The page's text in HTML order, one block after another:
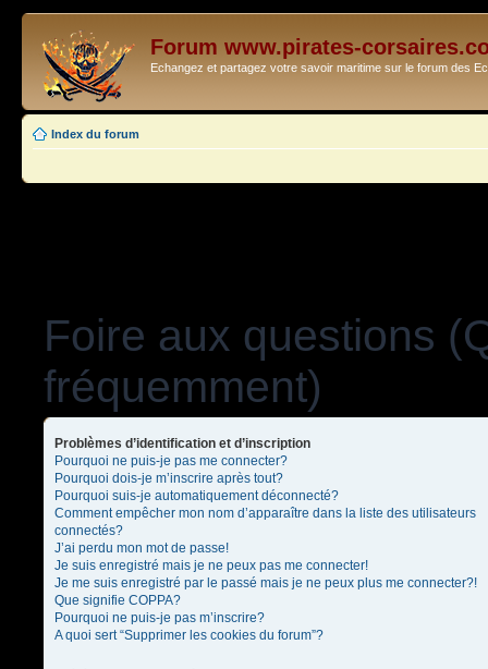
Forum www.pirates-
Echangez et partagez votre savoir maritime sur le forum des
Index du forum
Foire aux questions
fréquemment)
Problèmes d’identification et d’inscription
Pourquoi ne puis-je pas me connecter?
Pourquoi dois-je m’inscrire après tout?
Pourquoi suis-je automatiquement déconnecté?
Comment empêcher mon nom d’apparaître dans la liste des utilisateurs
connectés?
J’ai perdu mon mot de passe!
Je suis enregistré mais je ne peux pas me connecter!
Je me suis enregistré par le passé mais je ne peux plus me connecter?!
Que signifie COPPA?
Pourquoi ne puis-je pas m’inscrire?
A quoi sert “Supprimer les cookies du forum”?